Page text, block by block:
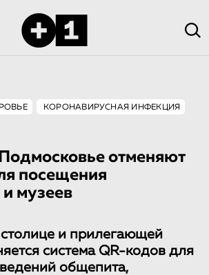
КОРОНАВИРУСНАЯ ИНФЕКЦИЯ
отменяют
посещения
музеев
столице и прилегающей
система QR-кодов для
общепита,